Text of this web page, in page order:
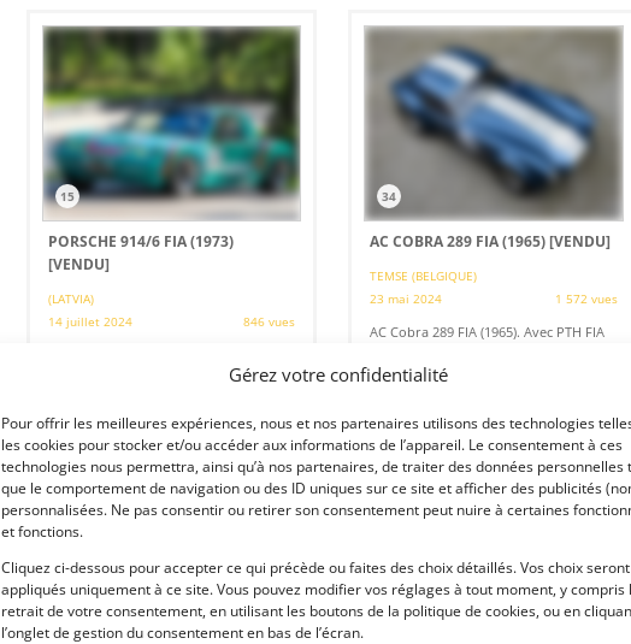
Gérez votre confidentialité
Pour offrir les meilleures expériences, nous et nos partenaires utilisons des technologies
les cookies pour stocker et/ou accéder aux informations de l’appareil. Le consentement à ces
technologies nous permettra, ainsi qu’à nos partenaires, de traiter des données personnelles
que le comportement de navigation ou des ID uniques sur ce site et afficher des publicités
personnalisées. Ne pas consentir ou retirer son consentement peut nuire à certaines
et fonctions.
Cliquez ci-dessous pour accepter ce qui précède ou faites des choix détaillés. Vos choix seront
appliqués uniquement à ce site. Vous pouvez modifier vos réglages à tout moment, y compris
retrait de votre consentement, en utilisant les boutons de la politique de cookies, ou en
l’onglet de gestion du consentement en bas de l’écran.
15
PORSCHE 914/6 FIA (1973)
[VENDU]
(LATVIA)
14 juillet 2024
846 vues
to race. FIA HTP jusqu'en 2029.
épreuves sur circuit et/ou les rallyes
Vendu par : Mike VAN THIEL
34
AC COBRA 289 FIA (1965)[VENDU]
TEMSE (BELGIQUE)
23 mai 2024
1 572 vues
AC Cobra 289 FIA (1965). Avec PTH FIA
un grand souci d'authenticité. V8
construit par Pettit Racing Engines de
400 bhp.